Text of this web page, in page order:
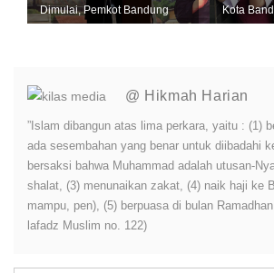
Dimulai, Pemkot Bandung
Andalkan Data Akurat untuk
Kota
Integritas
@ Hikmah Harian
”Islam dibangun atas lima perkara, yaitu : (1)
ada sesembahan yang benar untuk diibadahi
bersaksi bahwa Muhammad adalah utusan-
shalat, (3) menunaikan zakat, (4) naik haji ke
mampu, pen), (5) berpuasa di bulan
lafadz Muslim no. 122)